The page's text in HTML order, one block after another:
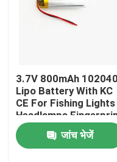
3.7V 800mAh 102040
Lipo Battery With KC
CE For Fishing Lights
Headlamps
Locks Beauty
And Microphones
जांच भेजें